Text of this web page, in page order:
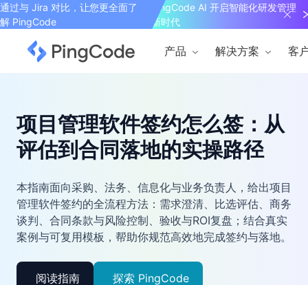
通过与 Jira 对比，让您更全面了
解 PingCode
PingCode AI 开启智能化研发管理
新时代
产品 解决方案 客
项目管理软件签约怎么签：从
评估到合同落地的实操路径
本指南面向采购、法务、信息化与业务负责人，给出项目
管理软件签约的全流程方法：需求澄清、比选评估、商务
谈判、合同条款与风险控制、验收与ROI复盘；结合真实
案例与可复用模板，帮助你规范高效地完成签约与落地。
阅读指南 探索 PingCode